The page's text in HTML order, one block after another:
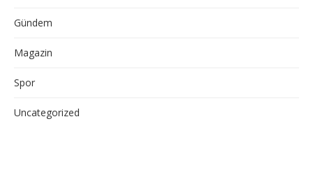
Gündem
Magazin
Spor
Uncategorized